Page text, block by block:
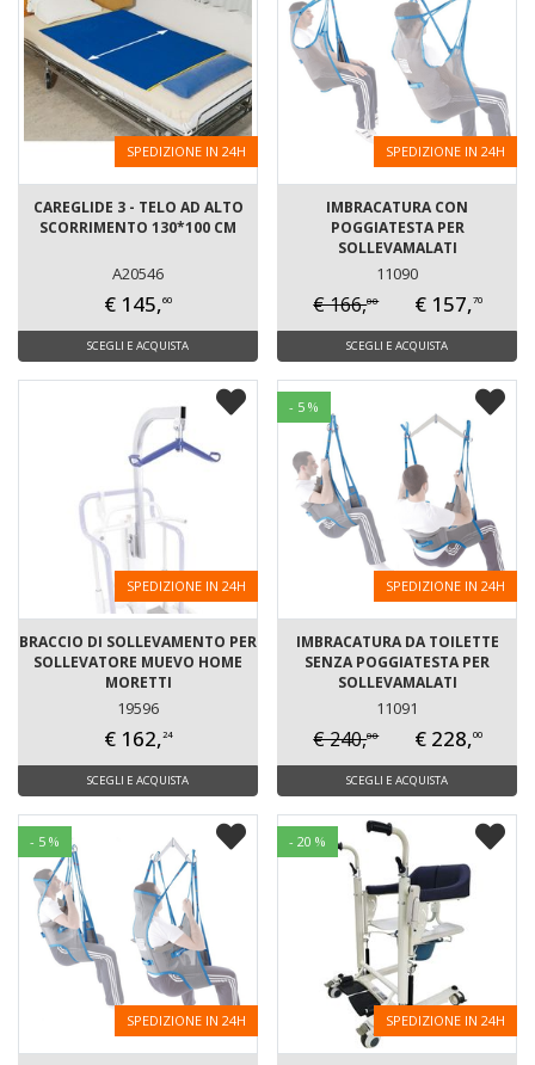
SPEDIZIONE IN 24H
CAREGLIDE 3 - TELO AD ALTO
SCORRIMENTO 130*100 CM
A20546
€ 145,60
SCEGLI E ACQUISTA
SPEDIZIONE IN 24H
IMBRACATURA CON
POGGIATESTA PER
SOLLEVAMALATI
11090
€ 166,00 € 157,70
SCEGLI E ACQUISTA
SPEDIZIONE IN 24H
BRACCIO DI SOLLEVAMENTO PER
SOLLEVATORE MUEVO HOME
MORETTI
19596
€ 162,24
SCEGLI E ACQUISTA
- 5 %
SPEDIZIONE IN 24H
IMBRACATURA DA TOILETTE
SENZA POGGIATESTA PER
SOLLEVAMALATI
11091
€ 240,00 € 228,00
SCEGLI E ACQUISTA
- 5 %
SPEDIZIONE IN 24H
- 20 %
SPEDIZIONE IN 24H